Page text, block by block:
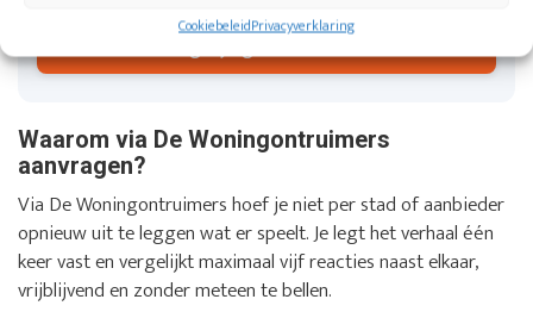
CookiebeleidPrivacyverklaring
Vergelijk gratis offertes
Waarom via De Woningontruimers
aanvragen?
Via De Woningontruimers hoef je niet per stad of aanbieder
opnieuw uit te leggen wat er speelt. Je legt het verhaal één
keer vast en vergelijkt maximaal vijf reacties naast elkaar,
vrijblijvend en zonder meteen te bellen.